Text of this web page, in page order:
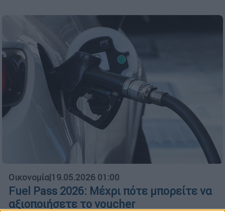
Οικονομία|19.05.2026 01:00
Fuel Pass 2026: Μέχρι πότε μπορείτε να
αξιοποιήσετε το voucher